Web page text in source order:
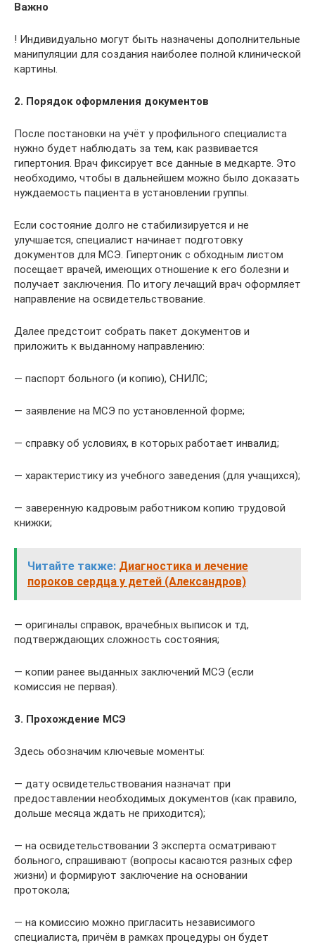
Важно
! Индивидуально могут быть назначены дополнительные
манипуляции для создания наиболее полной клинической
картины.
2. Порядок оформления документов
После постановки на учёт у профильного специалиста
нужно будет наблюдать за тем, как развивается
гипертония. Врач фиксирует все данные в медкарте. Это
необходимо, чтобы в дальнейшем можно было доказать
нуждаемость пациента в установлении группы.
Если состояние долго не стабилизируется и не
улучшается, специалист начинает подготовку
документов для МСЭ. Гипертоник с обходным листом
посещает врачей, имеющих отношение к его болезни и
получает заключения. По итогу лечащий врач оформляет
направление на освидетельствование.
Далее предстоит собрать пакет документов и
приложить к выданному направлению:
— паспорт больного (и копию), СНИЛС;
— заявление на МСЭ по установленной форме;
— справку об условиях, в которых работает инвалид;
— характеристику из учебного заведения (для учащихся);
— заверенную кадровым работником копию трудовой
книжки;
Читайте также: Диагностика и лечение
пороков сердца у детей (Александров)
— оригиналы справок, врачебных выписок и тд,
подтверждающих сложность состояния;
— копии ранее выданных заключений МСЭ (если
комиссия не первая).
3. Прохождение МСЭ
Здесь обозначим ключевые моменты:
— дату освидетельствования назначат при
предоставлении необходимых документов (как правило,
дольше месяца ждать не приходится);
— на освидетельствовании 3 эксперта осматривают
больного, спрашивают (вопросы касаются разных сфер
жизни) и формируют заключение на основании
протокола;
— на комиссию можно пригласить независимого
специалиста, причём в рамках процедуры он будет